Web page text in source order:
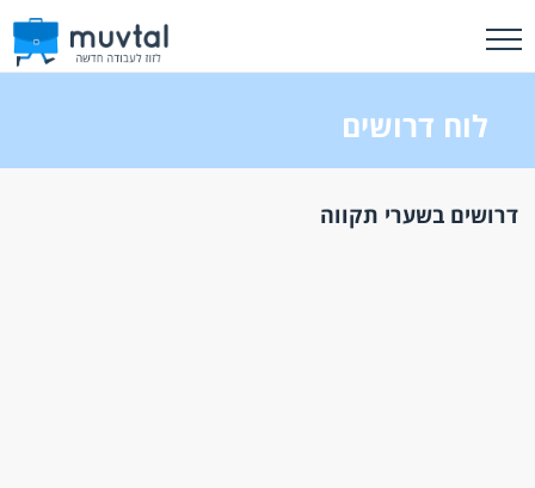
לוח דרושים
דרושים בשערי תקווה